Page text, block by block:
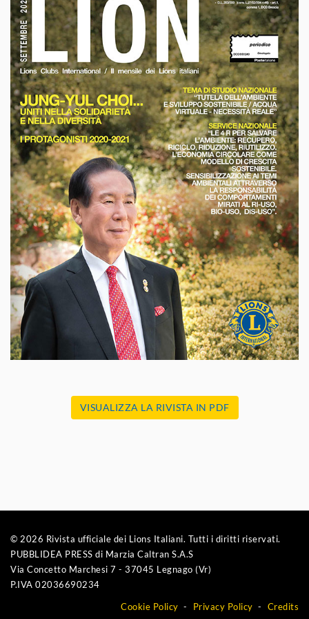
VISUALIZZA LA RIVISTA IN PDF
© 2026 Rivista ufficiale dei Lions Italiani. Tutti i diritti riservati.
PUBBLIDEA PRESS di Marzia Caltran S.A.S
Via Concetto Marchesi 7 - 37045 Legnago (Vr)
P.IVA 02036690234
Cookie Policy
Privacy Policy Credits